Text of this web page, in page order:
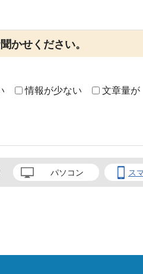
かせください。
情報が少ない
文章量が
パソコン ス